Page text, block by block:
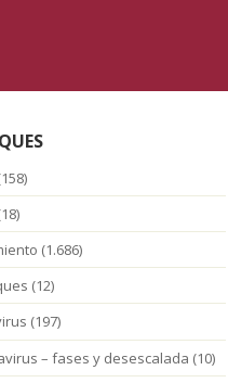
(1.686)
(12)
(197)
– fases y desescalada (10)